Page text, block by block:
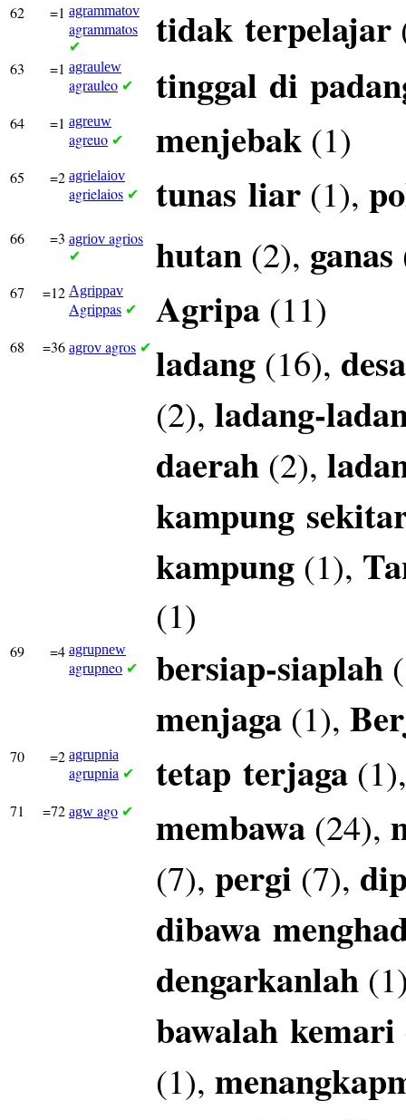
62 =1 agrammatov
agrammatos
✔ tidak terpelajar
63 =1 agraulew
agrauleo ✔ tinggal di
64 =1 agreuw
agreuo ✔ menjebak (1)
65 =2 agrielaiov
agrielaios ✔ tunas liar (1),
66 =3 agriov agrios
✔ hutan (2), ganas
67 =12 Agrippav
Agrippas ✔ Agripa (11)
68 =36 agrov agros ✔ ladang (16), desa
(2), ladang-
daerah (2),
kampung
kampung (1),
(1)
69 =4 agrupnew
agrupneo ✔ bersiap-siaplah
menjaga (1),
70 =2 agrupnia
agrupnia ✔ tetap terjaga
71 =72 agw ago ✔ membawa (24),
(7), pergi (7),
dibawa
dengarkanlah
bawalah kemari
(1),